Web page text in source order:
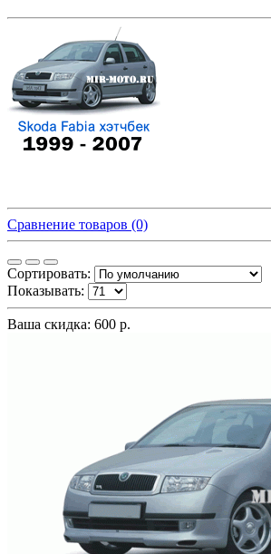
Сравнение товаров (0)
Сортировать:
Показывать:
Ваша скидка: 600 р.